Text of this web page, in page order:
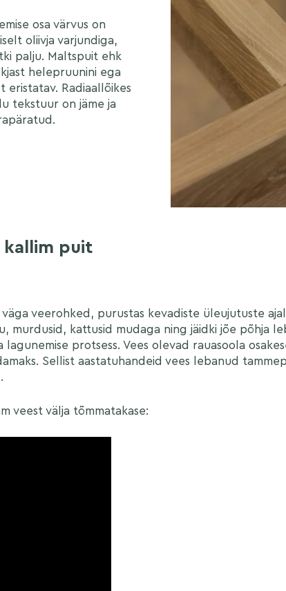
osa värvus on
oliivja varjundiga,
palju. Maltspuit ehk
helepruunini ega
eristatav. Radiaallõikes
tekstuur on jäme ja
kallim puit
veerohked, purustas kevadiste üleujutuste
murdusid, kattusid mudaga ning jäidki jõe põhja
protsess. Vees olevad rauasoola
Sellist aastatuhandeid vees lebanud
veest välja tõmmatakase: